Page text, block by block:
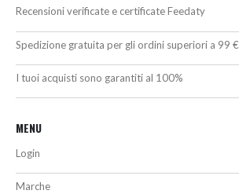
Recensioni verificate e certificate Feedaty
Spedizione gratuita per gli ordini superiori a 99 €
I tuoi acquisti sono garantiti al 100%
MENU
Login
Marche